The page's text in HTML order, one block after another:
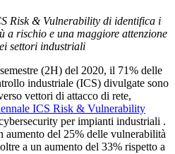
Risk & Vulnerability di identifica i
rischio e una maggiore attenzione
settori industriali
(2H) del 2020, il 71% delle
industriale (ICS) divulgate sono
vettori di attacco di rete,
ICS Risk & Vulnerability
per impianti industriali .
aumento del 25% delle vulnerabilità
a un aumento del 33% rispetto a